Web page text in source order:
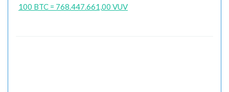
100 BTC = 768.447.661,00 VUV